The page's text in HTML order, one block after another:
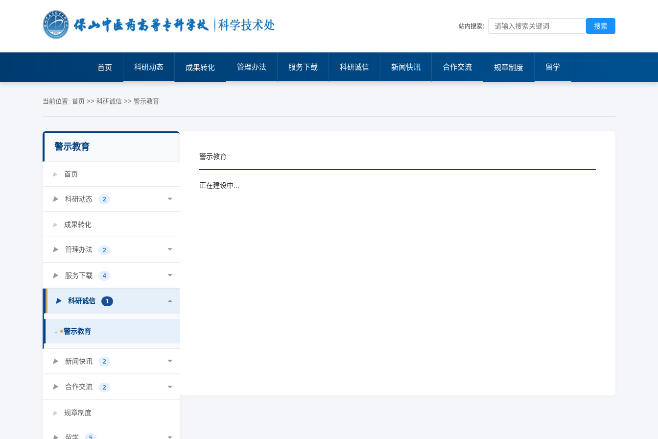
站内搜索： 搜索
首页 科研动态 成果转化 管理办法 服务下载 科研诚信 新闻快讯 合作交流 规章制度 留学
当前位置: 首页 >> 科研诚信 >> 警示教育
警示教育
▶ 首页
▶ 科研动态 2
▶ 成果转化
▶ 管理办法 2
▶ 服务下载 4
▶ 科研诚信 1
• 警示教育
▶ 新闻快讯 2
▶ 合作交流 2
▶ 规章制度
留学
警示教育
正在建设中...